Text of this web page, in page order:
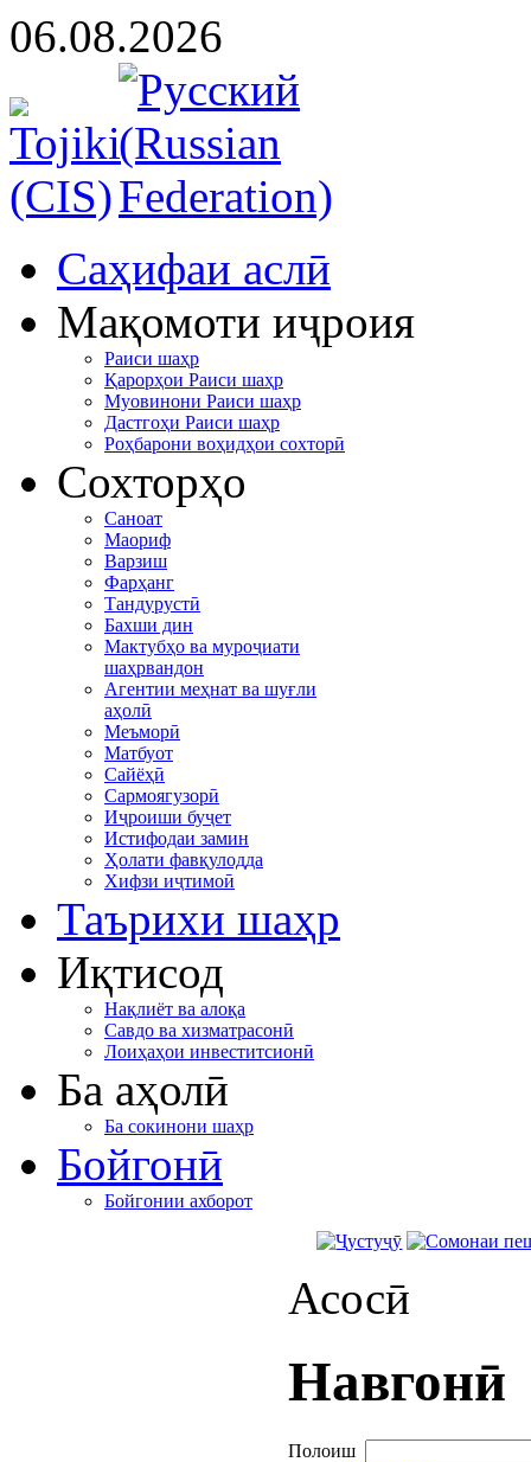
06.08.2026
Cаҳифаи аслӣ
Мақомоти иҷроия
Раиси шаҳр
Қарорҳои Раиси шаҳр
Муовинони Раиси шаҳр
Дастгоҳи Раиси шаҳр
Роҳбарони воҳидҳои сохторӣ
Сохторҳо
Саноат
Маориф
Варзиш
Фарҳанг
Тандурустӣ
Бахши дин
Мактубҳо ва муроҷиати
шаҳрвандон
Агентии меҳнат ва шуғли
аҳолӣ
Меъморӣ
Матбуот
Сайёҳӣ
Сармоягузорӣ
Иҷроиши буҷет
Истифодаи замин
Ҳолати фавқулодда
Хифзи иҷтимоӣ
Таърихи шаҳр
Иқтисод
Нақлиёт ва алоқа
Савдо ва хизматрасонӣ
Лоиҳаҳои инвеститсионӣ
Ба аҳолӣ
Ба сокинони шаҳр
Бойгонӣ
Бойгонии ахборот
Асосӣ
Навгонӣ
Полоиш